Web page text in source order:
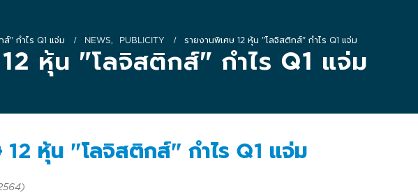
" กำไร Q1 แจ่ม NEWS, PUBLICITY รายงานพิเศษ 12 หุ้น "โลจิสติกส์" กำไร Q1 แจ่ม
หุ้น "โลจิสติกส์" กำไร Q1 แจ่ม
12 หุ้น "โลจิสติกส์" กำไร Q1 แจ่ม